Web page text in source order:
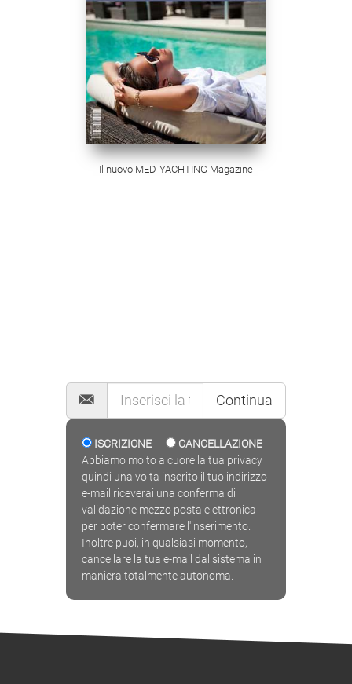
Il nuovo MED-YACHTING Magazine
Continua
ISCRIZIONE
CANCELLAZIONE
Abbiamo molto a cuore la tua privacy
quindi una volta inserito il tuo indirizzo
e-mail riceverai una conferma di
validazione mezzo posta elettronica
per poter confermare l'inserimento.
Inoltre puoi, in qualsiasi momento,
cancellare la tua e-mail dal sistema in
maniera totalmente autonoma.